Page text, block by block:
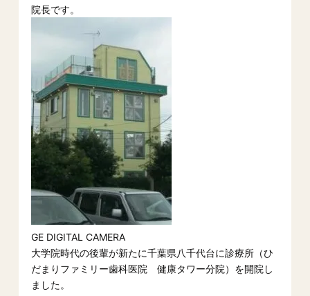
院長です。
GE DIGITAL CAMERA
大学院時代の後輩が新たに千葉県八千代台に診療所（ひ
だまりファミリー歯科医院 健康タワー分院）を開院し
ました。